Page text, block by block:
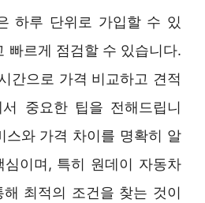
하루 단위로 가입할 수 있
빠르게 점검할 수 있습니다.
간으로 가격 비교하고 견적
중요한 팁을 전해드립니
스와 가격 차이를 명확히 알
이며, 특히 원데이 자동차
최적의 조건을 찾는 것이